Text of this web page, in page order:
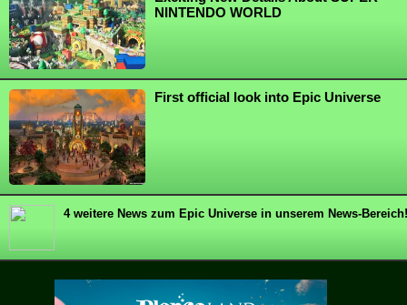
NINTENDO WORLD
First official look into Epic Universe
4 weitere News zum Epic Universe in unserem News-Bereich!